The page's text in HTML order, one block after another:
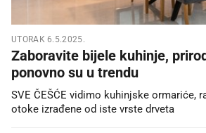
UTORAK 6.5.2025.
Zaboravite bijele kuhinje,
ponovno su u trendu
SVE ČEŠĆE vidimo kuhinjske ormariće,
otoke izrađene od iste vrste drveta